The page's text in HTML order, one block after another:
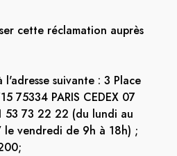
cette réclamation auprès
suivante : 3 Place
75334 PARIS CEDEX 07
53 73 22 22 (du lundi au
vendredi de 9h à 18h) ;